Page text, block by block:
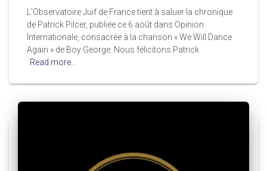
L’Observatoire Juif de France tient à saluer la chronique
de Patrick Pilcer, publiée ce 6 août dans Opinion
Internationale, consacrée à la chanson « We Will Dance
Again » de Boy George. Nous félicitons Patrick
Read more…